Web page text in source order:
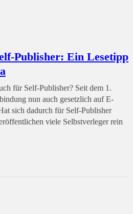
Publisher: Ein Lesetipp
für Self-Publisher? Seit dem 1.
nun auch gesetzlich auf E-
sich dadurch für Self-Publisher
viele Selbstverleger rein